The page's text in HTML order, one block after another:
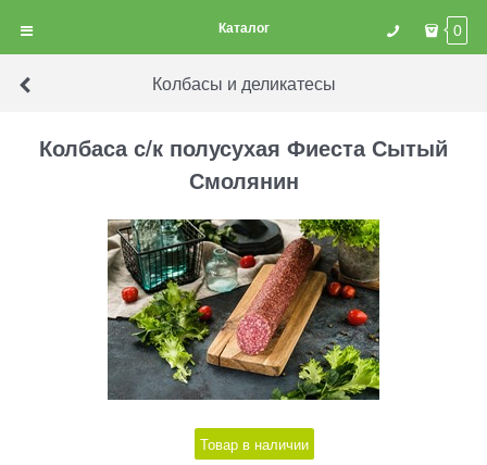
Каталог 0
Колбасы и деликатесы
Колбаса с/к полусухая Фиеста Сытый
Смолянин
Товар в наличии